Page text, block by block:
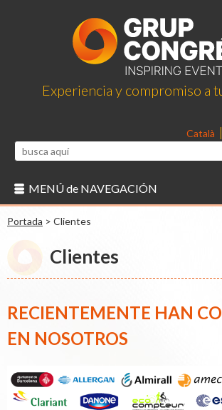
Experiencia y compromiso a
MENÚ de NAVEGACIÓN
Català
Portada > Clientes
Clientes
RECIENTEMENTE HAN
EN NOSOTROS